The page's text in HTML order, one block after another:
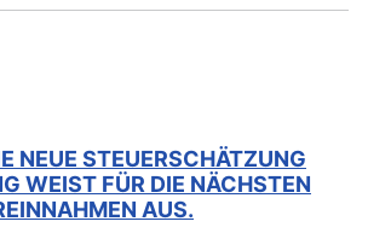
NEUE STEUERSCHÄTZUNG
WEIST FÜR DIE NÄCHSTEN
AUS.